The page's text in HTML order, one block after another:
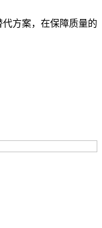
方案，在保障质量的